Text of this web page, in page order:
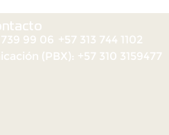
99 06 +57 313 744 1102
(PBX): +57 310 3159477